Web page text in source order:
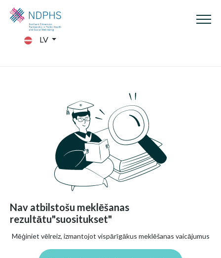
LV
Nav atbilstošu meklēšanas
rezultātu"suositukset"
Mēģiniet vēlreiz, izmantojot vispārīgākus meklēšanas vaicājumus